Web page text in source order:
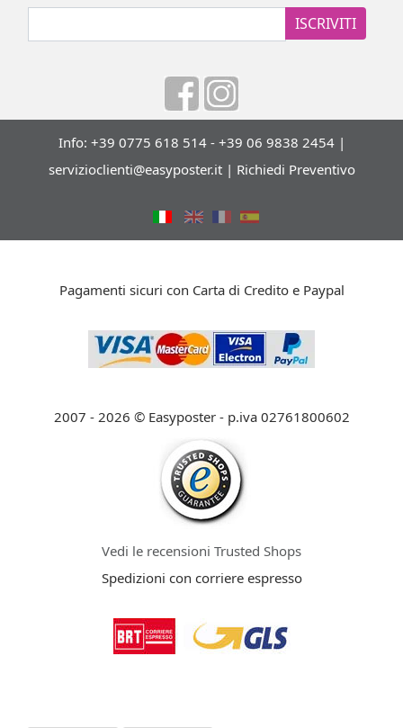
ISCRIVITI
Info: +39 0775 618 514 - +39 06 9838 2454 |
servizioclienti@easyposter.it| Richiedi Preventivo
Pagamenti sicuri con Carta di Credito e Paypal
2007 - 2026 © Easyposter - p.iva 02761800602
Vedi le recensioni Trusted Shops
Spedizioni con corriere espresso